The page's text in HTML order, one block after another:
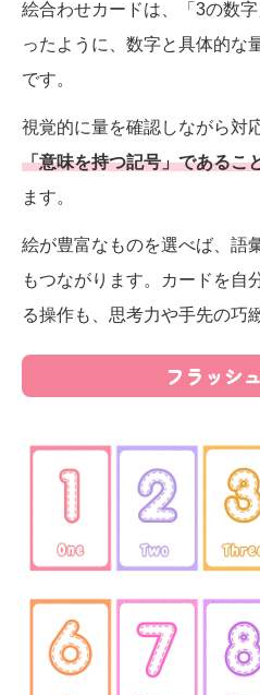
絵合わせカードは、「3の数
ったように、数字と具体的な
です。
視覚的に量を確認しながら対
「意味を持つ記号」であるこ
ます。
絵が豊富なものを選べば、語
もつながります。カードを自
る操作も、思考力や手先の巧
フラッシ